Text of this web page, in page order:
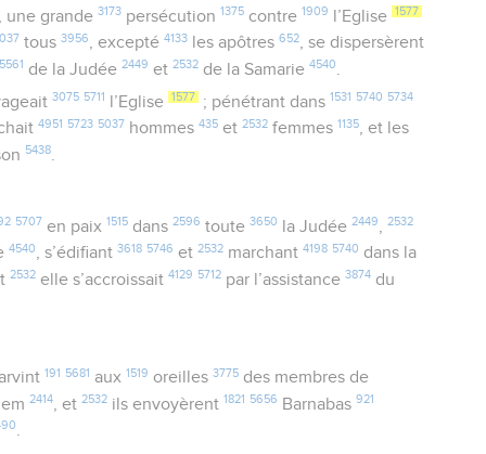
une grande3173 persécution 1375 contre 1909 l’Eglise 1577
tous3956, excepté4133 les apôtres652, se dispersèrent
5561 de la Judée2449 et2532 de la Samarie4540
3075 5711 l’Eglise 1577 ; pénétrant dans 1531 5740 5734
4951 5723 5037 hommes435 et2532 femmes 1135, et les
5438
5707 en paix 1515dans 2596 toute 3650 la Judée 2449, 2532
4540, s’édifiant3618 5746 et2532 marchant4198 5740 dans la
2532 elle s’accroissait4129 5712 par l’assistance3874 du
191 5681 aux 1519 oreilles 3775des membres de
2414 , et2532 ils envoyèrent 1821 5656 Barnabas921
.